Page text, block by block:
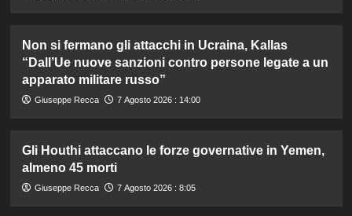
Non si fermano gli attacchi in Ucraina, Kallas
“Dall’Ue nuove sanzioni contro persone legate a un
apparato militare russo”
Giuseppe Recca 7 Agosto 2026 : 14:00
Gli Houthi attaccano le forze governative in Yemen,
almeno 45 morti
Giuseppe Recca 7 Agosto 2026 : 8:05